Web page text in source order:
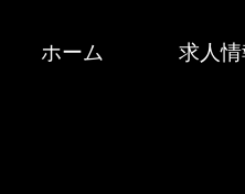
ホーム 求人情